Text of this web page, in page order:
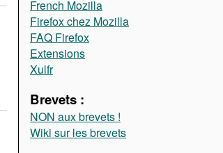
French Mozilla
Firefox chez Mozilla
FAQ Firefox
Extensions
Xulfr
Brevets :
NON aux brevets !
Wiki sur les brevets